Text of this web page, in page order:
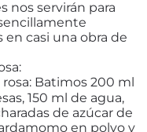
nos servirán para
casi una obra de
Batimos 200 ml
150 ml de agua,
de azúcar de
en polvo y